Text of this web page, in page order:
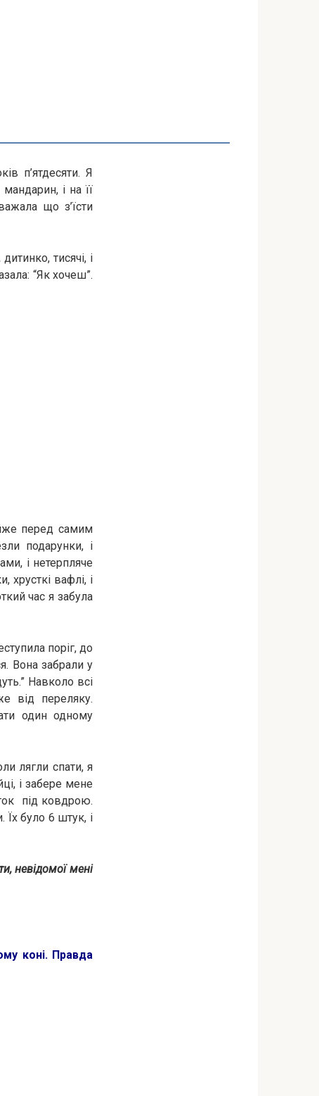
п’ятдесяти. Я
і на її
що з’їсти
тисячі, і
“Як хочеш”.
перед самим
подарунки, і
і нетерпляче
хрусткі вафлі, і
час я забула
поріг, до
Вона забрали у
Навколо всі
від пeреляку.
один одному
лягли спати, я
і забере мене
під ковдрою.
Їх було 6 штук, і
невідомої мені
коні. Правда